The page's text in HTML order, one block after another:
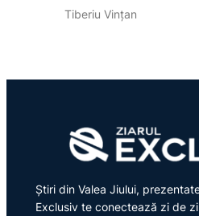
Tiberiu Vințan
Știri din Valea Jiului,
Exclusiv te conectează zi de